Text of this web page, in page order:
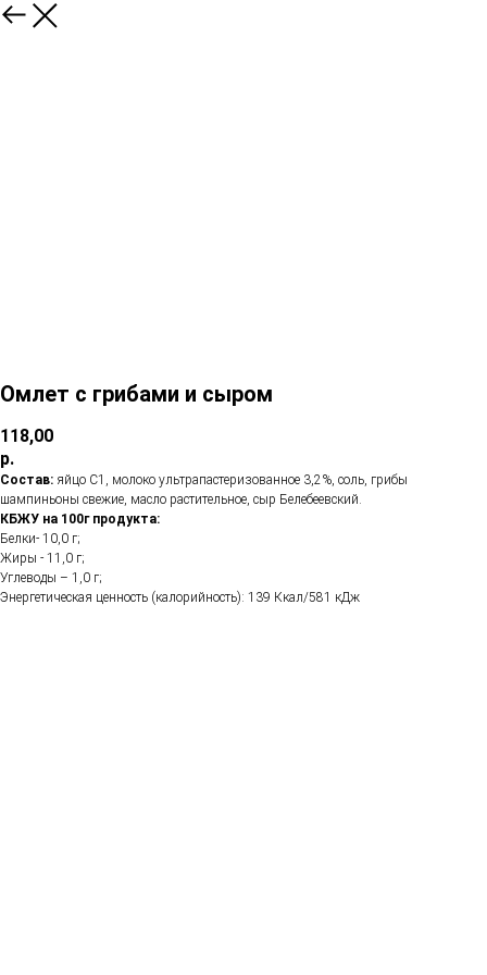
Омлет с грибами и сыром
118,00
р.
Состав: яйцо С1, молоко ультрапастеризованное 3,2%, соль, грибы
шампиньоны свежие, масло растительное, сыр Белебеевский.
КБЖУ на 100г продукта:
Белки- 10,0 г;
Жиры - 11,0 г;
Углеводы – 1,0 г;
Энергетическая ценность (калорийность): 139 Ккал/581 кДж